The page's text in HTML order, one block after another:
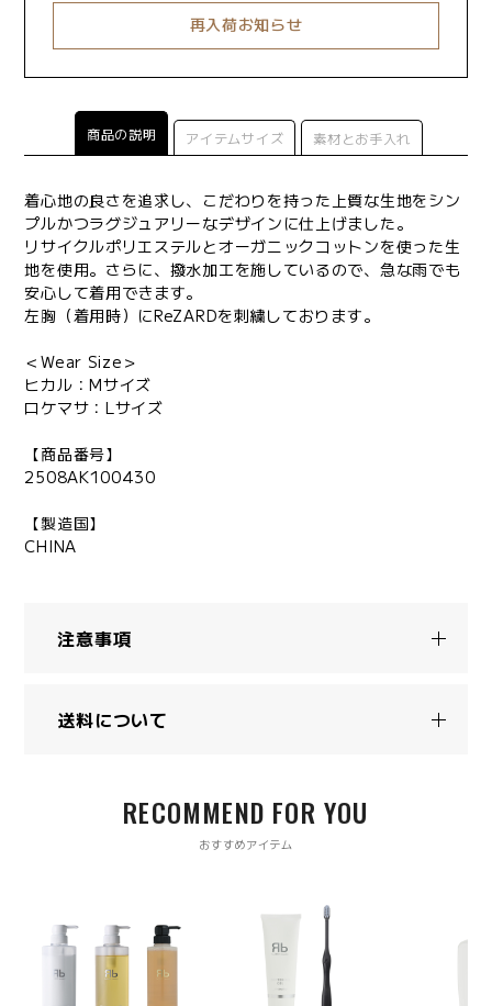
再入荷お知らせ
商品の説明 アイテムサイズ 素材とお手入れ
着心地の良さを追求し、こだわりを持った上質な生地をシン
プルかつラグジュアリーなデザインに仕上げました。
リサイクルポリエステルとオーガニックコットンを使った生
地を使用。さらに、撥水加工を施しているので、急な雨でも
安心して着用できます。
左胸（着用時）にReZARDを刺繍しております。
＜Wear Size＞
ヒカル：Mサイズ
ロケマサ：Lサイズ
【商品番号】
2508AK100430
【製造国】
CHINA
注意事項
送料について
RECOMMEND FOR YOU
おすすめアイテム